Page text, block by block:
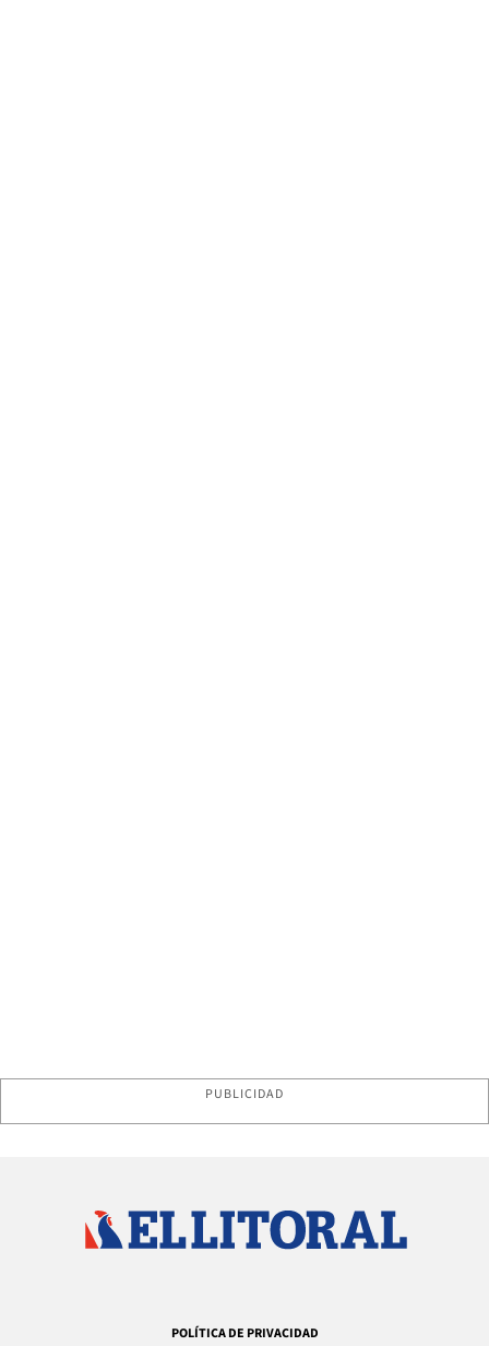
PUBLICIDAD
POLÍTICA DE PRIVACIDAD